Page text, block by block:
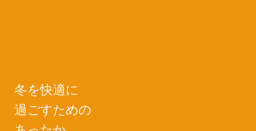
冬を快適に
過ごすための